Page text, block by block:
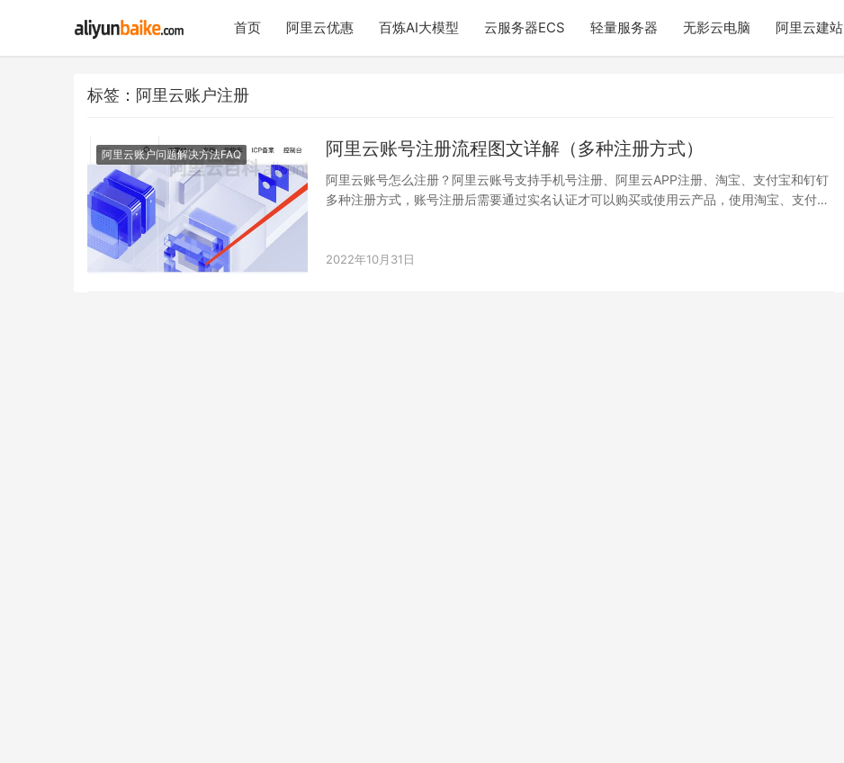
首页 阿里云优惠 百炼AI大模型 云服务器ECS 轻量服务器 无影云电脑 阿里云建站
标签：阿里云账户注册
阿里云账户问题解决方法FAQ 阿里云账号注册流程图文详解（多种注册方式）
阿里云账号怎么注册？阿里云账号支持手机号注册、阿里云APP注册、淘宝、支付宝和钉钉
多种注册方式，账号注册后需要通过实名认证才可以购买或使用云产品，使用淘宝、支付宝
2022年10月31日